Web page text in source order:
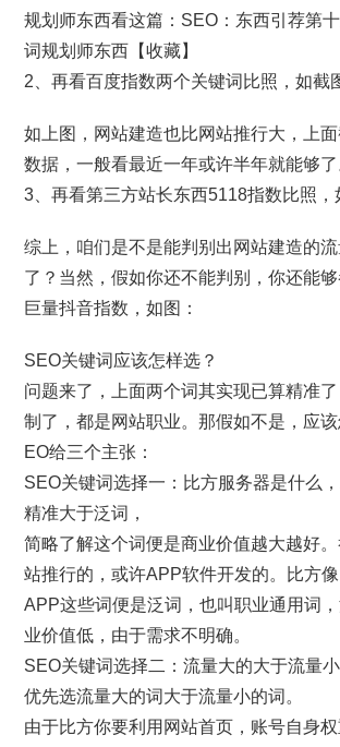
规划师东西看这篇：SEO：东西引荐第
词规划师东西【收藏】
2、再看百度指数两个关键词比照，如截
如上图，网站建造也比网站推行大，上
数据，一般看最近一年或许半年就能够了
3、再看第三方站长东西5118指数比照，
综上，咱们是不是能判别出网站建造的
了？当然，假如你还不能判别，你还能够
巨量抖音指数，如图：
SEO关键词应该怎样选？
问题来了，上面两个词其实现已算精准
制了，都是网站职业。那假如不是，应
EO给三个主张：
SEO关键词选择一：比方服务器是什么
精准大于泛词，
简略了解这个词便是商业价值越大越好
站推行的，或许APP软件开发的。比方像
APP这些词便是泛词，也叫职业通用词
业价值低，由于需求不明确。
SEO关键词选择二：流量大的大于流量
优先选流量大的词大于流量小的词。
由于比方你要利用网站首页，账号自身